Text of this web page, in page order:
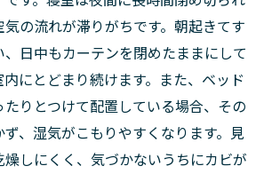
の流れが滞りがちです。朝起きてす
、日中もカーテンを閉めたままにして
にとどまり続けます。また、ベッド
りとつけて配置している場合、その
、湿気がこもりやすくなります。見
燥しにくく、気づかないうちにカビが